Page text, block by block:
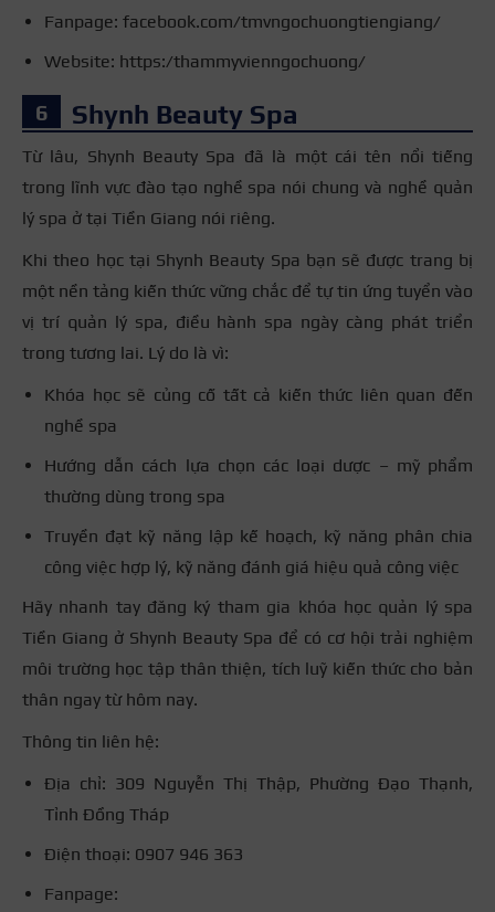
Fanpage: facebook.com/tmvngochuongtiengiang/
Website: https:/thammyvienngochuong/
Shynh Beauty Spa
Từ lâu, Shynh Beauty Spa đã là một cái tên nổi tiếng
trong lĩnh vực đào tạo nghề spa nói chung và nghề quản
lý spa ở tại Tiền Giang nói riêng.
Khi theo học tại Shynh Beauty Spa bạn sẽ được trang bị
một nền tảng kiến thức vững chắc để tự tin ứng tuyển vào
vị trí quản lý spa, điều hành spa ngày càng phát triển
trong tương lai. Lý do là vì:
Khóa học sẽ củng cố tất cả kiến thức liên quan đến
nghề spa
Hướng dẫn cách lựa chọn các loại dược – mỹ phẩm
thường dùng trong spa
Truyền đạt kỹ năng lập kế hoạch, kỹ năng phân chia
công việc hợp lý, kỹ năng đánh giá hiệu quả công việc
Hãy nhanh tay đăng ký tham gia khóa học quản lý spa
Tiền Giang ở Shynh Beauty Spa để có cơ hội trải nghiệm
môi trường học tập thân thiện, tích luỹ kiến thức cho bản
thân ngay từ hôm nay.
Thông tin liên hệ:
Địa chỉ: 309 Nguyễn Thị Thập, Phường Đạo Thạnh,
Tỉnh Đồng Tháp
Điện thoại: 0907 946 363
Fanpage: